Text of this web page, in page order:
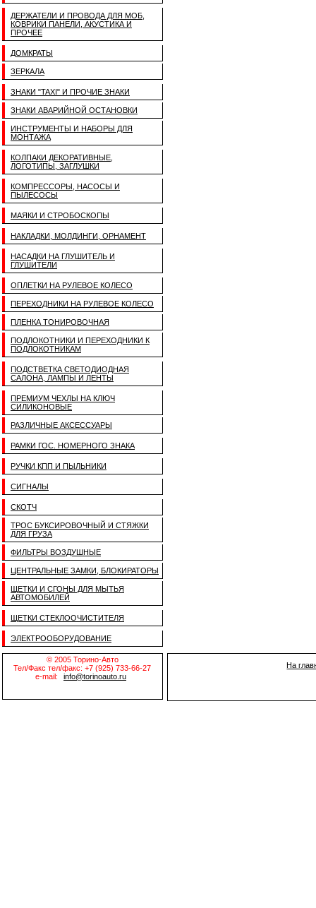
ДЕРЖАТЕЛИ И ПРОВОДА ДЛЯ МОБ,
КОВРИКИ ПАНЕЛИ, АКУСТИКА И
ПРОЧЕЕ
ДОМКРАТЫ
ЗЕРКАЛА
ЗНАКИ "TAXI" И ПРОЧИЕ ЗНАКИ
ЗНАКИ АВАРИЙНОЙ ОСТАНОВКИ
ИНСТРУМЕНТЫ И НАБОРЫ ДЛЯ
МОНТАЖА
КОЛПАКИ ДЕКОРАТИВНЫЕ,
ЛОГОТИПЫ, ЗАГЛУШКИ
КОМПРЕССОРЫ, НАСОСЫ И
ПЫЛЕСОСЫ
МАЯКИ И СТРОБОСКОПЫ
НАКЛАДКИ, МОЛДИНГИ, ОРНАМЕНТ
НАСАДКИ НА ГЛУШИТЕЛЬ И
ГЛУШИТЕЛИ
ОПЛЕТКИ НА РУЛЕВОЕ КОЛЕСО
ПЕРЕХОДНИКИ НА РУЛЕВОЕ КОЛЕСО
ПЛЕНКА ТОНИРОВОЧНАЯ
ПОДЛОКОТНИКИ И ПЕРЕХОДНИКИ К
ПОДЛОКОТНИКАМ
ПОДСТВЕТКА СВЕТОДИОДНАЯ
САЛОНА, ЛАМПЫ И ЛЕНТЫ
ПРЕМИУМ ЧЕХЛЫ НА КЛЮЧ
СИЛИКОНОВЫЕ
РАЗЛИЧНЫЕ АКСЕССУАРЫ
РАМКИ ГОС. НОМЕРНОГО ЗНАКА
РУЧКИ КПП И ПЫЛЬНИКИ
СИГНАЛЫ
СКОТЧ
ТРОС БУКСИРОВОЧНЫЙ И СТЯЖКИ
ДЛЯ ГРУЗА
ФИЛЬТРЫ ВОЗДУШНЫЕ
ЦЕНТРАЛЬНЫЕ ЗАМКИ, БЛОКИРАТОРЫ
ЩЕТКИ И СГОНЫ ДЛЯ МЫТЬЯ
АВТОМОБИЛЕЙ
ЩЕТКИ СТЕКЛООЧИСТИТЕЛЯ
ЭЛЕКТРООБОРУДОВАНИЕ
© 2005 Торино-Авто
Тел/Факс тел/факс: +7 (925) 733-66-27
e-mail:
info@torinoauto.ru
На